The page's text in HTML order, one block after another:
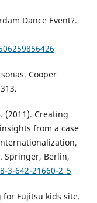
Dance Event?.
Cooper
(2011). Creating
from a case
Springer, Berlin,
3-642-21660-2_5
for Fujitsu kids site.